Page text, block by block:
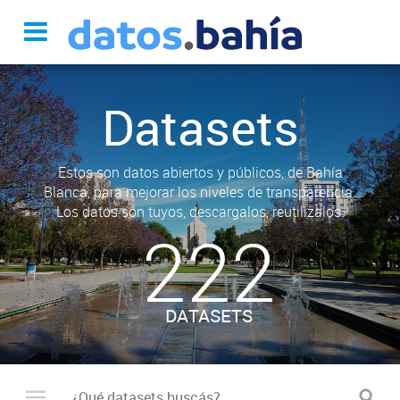
Datasets
Estos son datos abiertos y públicos, de Bahía
Blanca, para mejorar los niveles de transparencia.
Los datos son tuyos, descargalos, reutilizalos.
222
DATASETS